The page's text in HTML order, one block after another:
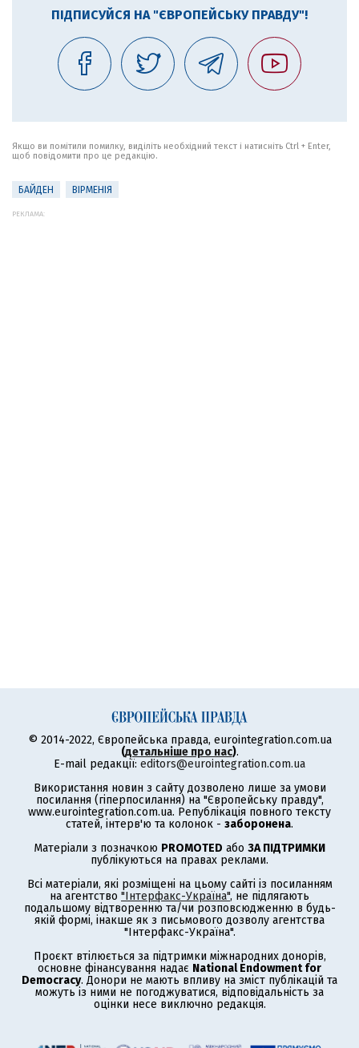
ПІДПИСУЙСЯ НА "ЄВРОПЕЙСЬКУ ПРАВДУ"!
Якщо ви помітили помилку, виділіть необхідний текст і натисніть Ctrl + Enter,
щоб повідомити про це редакцію.
БАЙДЕН ВІРМЕНІЯ
РЕКЛАМА:
© 2014-2022, Європейська правда, eurointegration.com.ua
(детальніше про нас).
E-mail редакції: editors@eurointegration.com.ua
Використання новин з сайту дозволено лише за умови
посилання (гіперпосилання) на "Європейську правду",
www.eurointegration.com.ua. Републікація повного тексту
статей, інтерв'ю та колонок - заборонена.
Матеріали з позначкою PROMOTED або ЗА ПІДТРИМКИ
публікуються на правах реклами.
Всі матеріали, які розміщені на цьому сайті із посиланням
на агентство "Інтерфакс-Україна", не підлягають
подальшому відтворенню та/чи розповсюдженню в будь-
якій формі, інакше як з письмового дозволу агентства
"Інтерфакс-Україна".
Проєкт втілюється за підтримки міжнародних донорів,
основне фінансування надає National Endowment for
Democracy. Донори не мають впливу на зміст публікацій та
можуть із ними не погоджуватися, відповідальність за
оцінки несе виключно редакція.